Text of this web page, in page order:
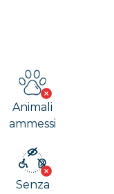
Animali
ammessi
Senza